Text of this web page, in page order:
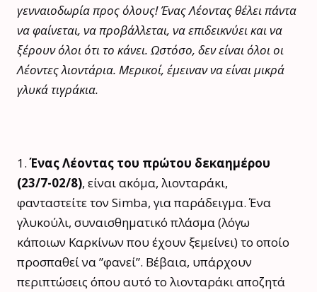
γενναιοδωρία προς όλους! Ένας Λέοντας θέλει πάντα
να φαίνεται, να προβάλλεται, να επιδεικνύει και να
ξέρουν όλοι ότι το κάνει. Ωστόσο, δεν είναι όλοι οι
Λέοντες λιοντάρια. Μερικοί, έμειναν να είναι μικρά
γλυκά τιγράκια.
1.Ένας Λέοντας του πρώτου δεκαημέρου
(23/7-02/8), είναι ακόμα, λιονταράκι,
φανταστείτε τον Simba, για παράδειγμα. Ένα
γλυκούλι, συναισθηματικό πλάσμα (λόγω
κάποιων Καρκίνων που έχουν ξεμείνει) το οποίο
προσπαθεί να ”φανεί”. Βέβαια, υπάρχουν
περιπτώσεις όπου αυτό το λιονταράκι αποζητά